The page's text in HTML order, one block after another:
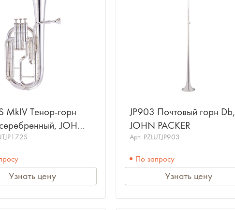
MkIV Тенор-горн
JOHN
Узнать цену
JP903 Почтовый горн Db,
JOHN PACKER
Арт. PZLUTJP903
По запросу
Узнать цену